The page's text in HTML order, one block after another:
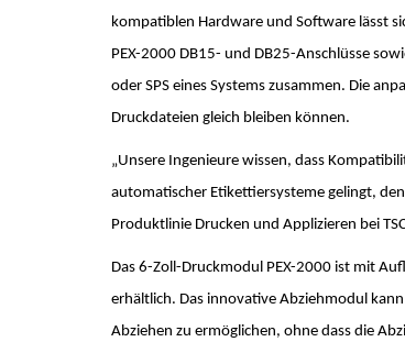
kompatiblen Hardware und Software lässt
PEX-2000 DB15- und DB25-Anschlüsse
oder SPS eines Systems zusammen. Die
Druckdateien gleich bleiben können.
„Unsere Ingenieure wissen, dass
automatischer Etikettiersysteme gelingt,
Produktlinie Drucken und Applizieren bei
Das 6-Zoll-Druckmodul PEX-2000 ist mit
erhältlich. Das innovative Abziehmodul
Abziehen zu ermöglichen, ohne dass die